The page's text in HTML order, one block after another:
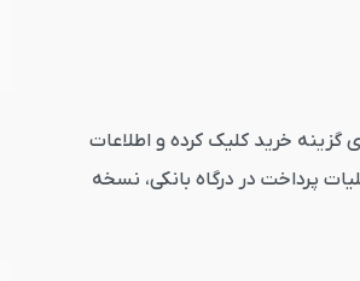
بر روی گزینه خرید کلیک کرده و اطلاعات
پرداخت در درگاه بانکی، نسخه